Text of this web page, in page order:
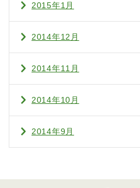
2015年1月
2014年12月
2014年11月
2014年10月
2014年9月